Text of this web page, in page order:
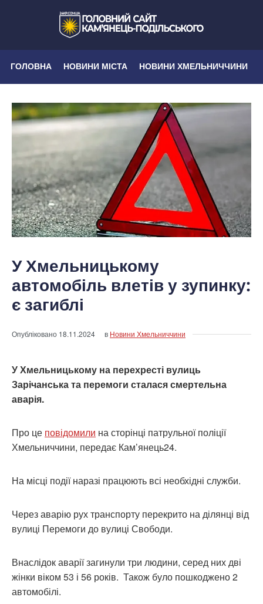
ГОЛОВНА НОВИНИ МІСТА НОВИНИ ХМЕЛЬНИЧЧИНИ
У Хмельницькому
автомобіль влетів у зупинку:
є загиблі
Опубліковано 18.11.2024 в Новини Хмельниччини
У Хмельницькому на перехресті вулиць
Зарічанська та перемоги сталася смертельна
аварія.
Про це повідомили на сторінці патрульної поліції
Хмельниччини, передає Кам’янець24.
На місці події наразі працюють всі необхідні служби.
Через аварію рух транспорту перекрито на ділянці від
вулиці Перемоги до вулиці Свободи.
Внаслідок аварії загинули три людини, серед них дві
жінки віком 53 і 56 років. Також було пошкоджено 2
автомобілі.